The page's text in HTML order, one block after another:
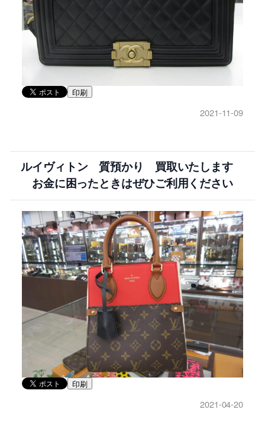
印刷
2021-11-09
ルイヴィトン 質預かり 買取いたします
お金に困ったときはぜひご利用ください
印刷
2021-04-20